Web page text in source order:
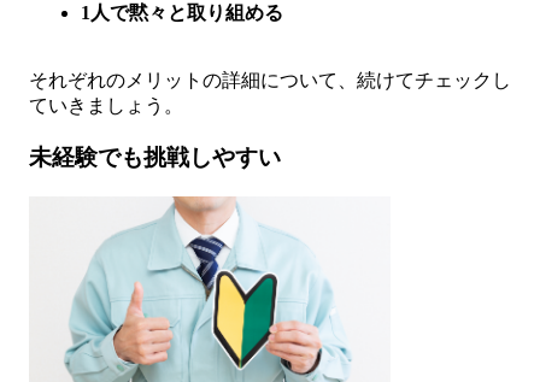
1人で黙々と取り組める
それぞれのメリットの詳細について、続けてチェックし
ていきましょう。
未経験でも挑戦しやすい